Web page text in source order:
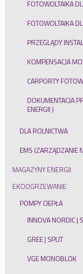
FOTOWOLTAIKA
FOTOWOLTAIKA
PRZEGLĄDY
KOMPENSACJA
CARPORTY
DOKUMENTACJA
ENERGII )
DLA ROLNICTWA
EMS (ZARZĄDZANIE
MAGAZYNY ENERGII
EKOOGRZEWANIE
POMPY CIEPŁA
INNOVA NORDIC |
GREE | SPLIT
VGE MONOBLOK